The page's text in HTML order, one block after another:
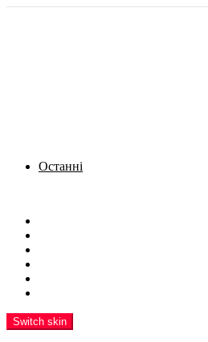
Останні
Switch skin